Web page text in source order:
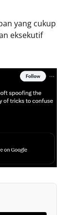
yang cukup
eksekutif